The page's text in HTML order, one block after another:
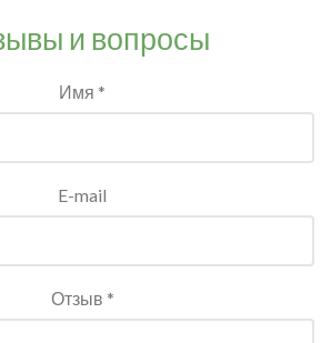
и вопросы
Имя *
E-mail
Отзыв *